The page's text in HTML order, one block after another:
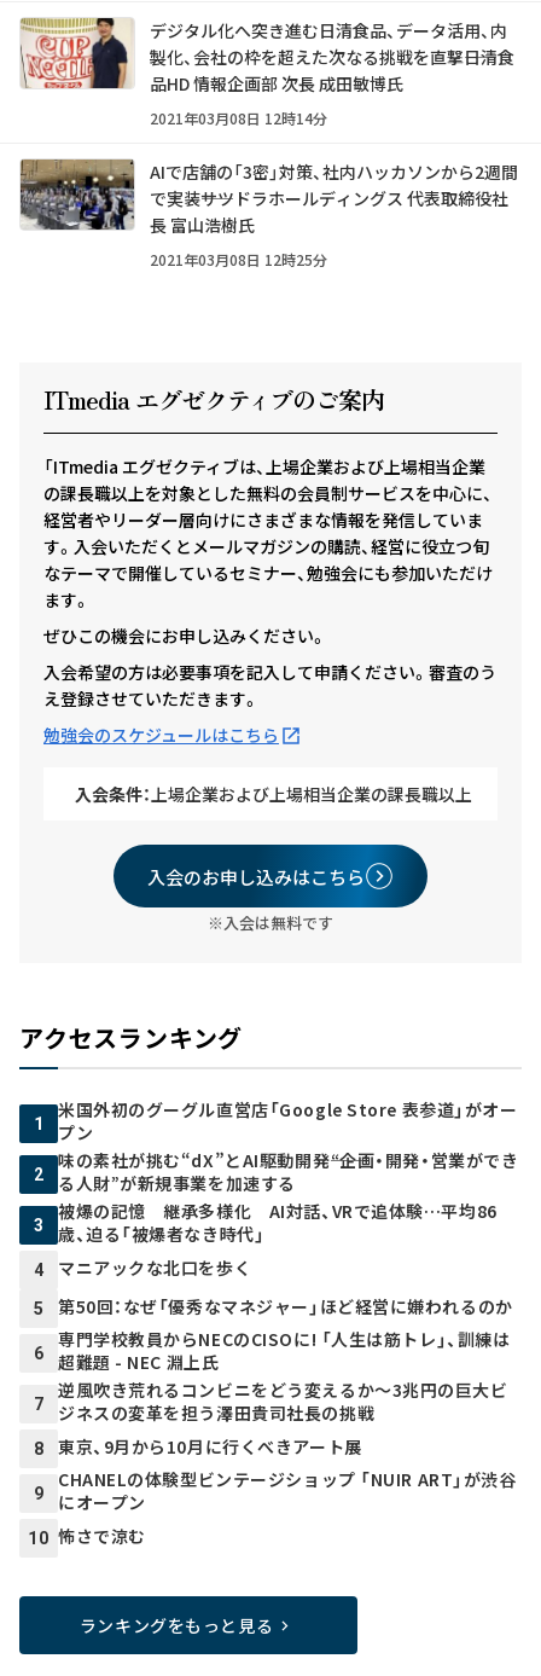
デジタル化へ突き進む日清食品、データ活用、内
製化、会社の枠を超えた次なる挑戦を直撃――日清食
品HD 情報企画部 次長 成田敏博氏
2021年03月08日 12時14分
AIで店舗の「3密」対策、社内ハッカソンから2週間
で実装――サツドラホールディングス 代表取締役社
長 富山浩樹氏
2021年03月08日 12時25分
ITmedia エグゼクティ ブのご案内
「ITmedia エグゼクティブは、上場企業および上場相当企業
の課長職以上を対象とした無料の会員制サービスを中心に、
経営者やリーダー層向けにさまざまな情報を発信していま
す。入会いただくとメールマガジンの購読、経営に役立つ旬
なテーマで開催しているセミナー、勉強会にも参加いただけ
ます。
ぜひこの機会にお申し込みください。
入会希望の方は必要事項を記入して申請ください。審査のう
え登録させていただきます。
勉強会のスケジュールはこちら
入会条件：上場企業および上場相当企業の課長職以上
入会のお申し込みはこちら
※入会は無料です
アクセスランキング
1
米国外初のグーグル直営店「Google Store 表参道」がオー
プン
2
味の素社が挑む“dX”とAI駆動開発――“企画・開発・営業ができ
る人財”が新規事業を加速する
3
被爆の記憶 継承多様化 AI対話、VRで追体験…平均86
歳、迫る「被爆者なき時代」
4 マニアックな北口を歩く
5 第50回：なぜ「優秀なマネジャー」ほど経営に嫌われるのか
6
専門学校教員からNECのCISOに! 「人生は筋トレ」、訓練は
超難題 - NEC 淵上氏
7
逆風吹き荒れるコンビニをどう変えるか～3兆円の巨大ビ
ジネスの変革を担う澤田貴司社長の挑戦
8 東京、9月から10月に行くべきアート展
9
CHANELの体験型ビンテージショップ 「NUIR ART」が渋谷
にオープン
10 怖さで涼む
ランキングをもっと見る